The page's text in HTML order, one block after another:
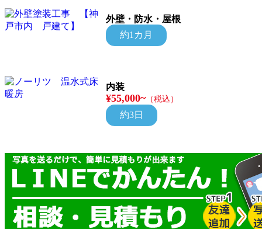
外壁・防水・屋根
約1カ月
内装
¥55,000~（税込）
約3日